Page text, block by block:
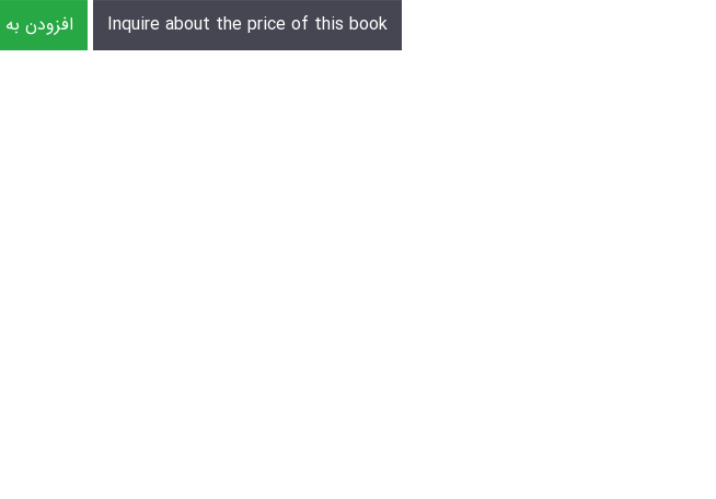
افزودن Inquire about the price of this book